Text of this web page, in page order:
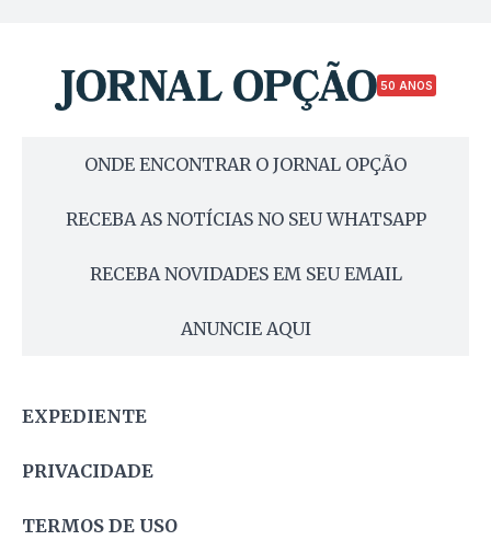
50 ANOS
ONDE ENCONTRAR O JORNAL OPÇÃO
RECEBA AS NOTÍCIAS NO SEU WHATSAPP
RECEBA NOVIDADES EM SEU EMAIL
ANUNCIE AQUI
EXPEDIENTE
PRIVACIDADE
TERMOS DE USO